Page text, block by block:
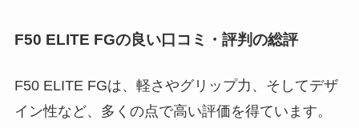
F50 ELITE FGの良い口コミ・評判の総評
F50 ELITE FGは、軽さやグリップ力、そしてデザ
イン性など、多くの点で高い評価を得ています。